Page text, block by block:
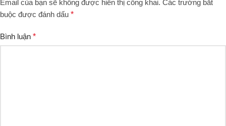
Email của bạn sẽ không được hiển thị công khai. Các trường bắt
buộc được đánh dấu *
Bình luận *